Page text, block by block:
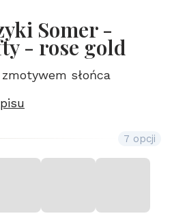
Somer -
- rose gold
słońca
7 opcji